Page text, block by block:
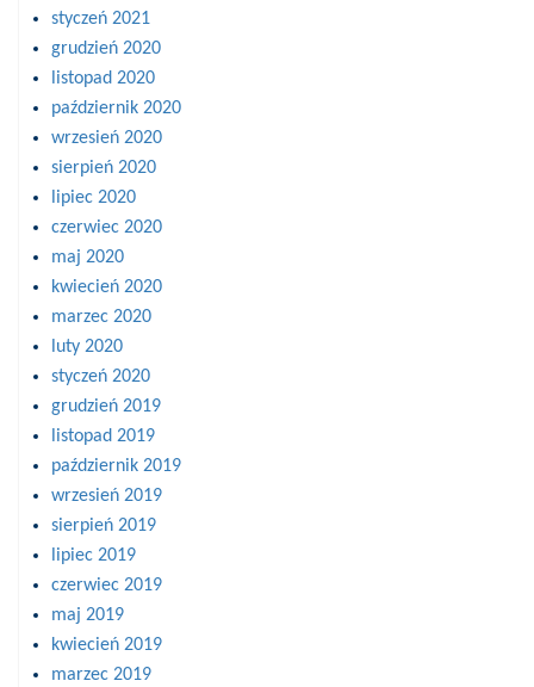
styczeń 2021
grudzień 2020
listopad 2020
październik 2020
wrzesień 2020
sierpień 2020
lipiec 2020
czerwiec 2020
maj 2020
kwiecień 2020
marzec 2020
luty 2020
styczeń 2020
grudzień 2019
listopad 2019
październik 2019
wrzesień 2019
sierpień 2019
lipiec 2019
czerwiec 2019
maj 2019
kwiecień 2019
marzec 2019